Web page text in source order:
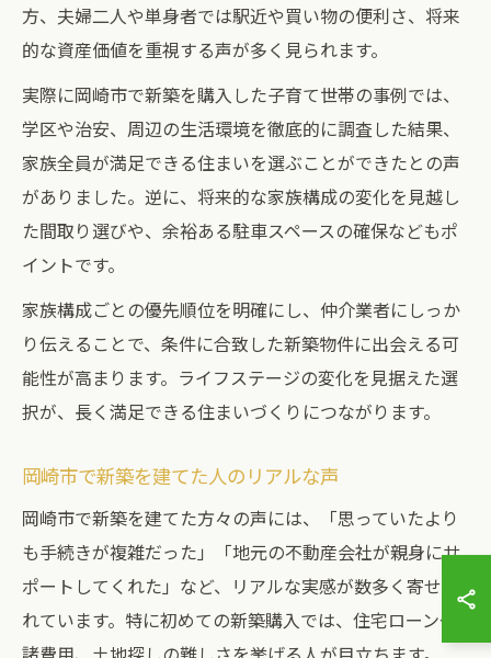
方、夫婦二人や単身者では駅近や買い物の便利さ、将来
的な資産価値を重視する声が多く見られます。
実際に岡崎市で新築を購入した子育て世帯の事例では、
学区や治安、周辺の生活環境を徹底的に調査した結果、
家族全員が満足できる住まいを選ぶことができたとの声
がありました。逆に、将来的な家族構成の変化を見越し
た間取り選びや、余裕ある駐車スペースの確保などもポ
イントです。
家族構成ごとの優先順位を明確にし、仲介業者にしっか
り伝えることで、条件に合致した新築物件に出会える可
能性が高まります。ライフステージの変化を見据えた選
択が、長く満足できる住まいづくりにつながります。
岡崎市で新築を建てた人のリアルな声
岡崎市で新築を建てた方々の声には、「思っていたより
も手続きが複雑だった」「地元の不動産会社が親身にサ
ポートしてくれた」など、リアルな実感が数多く寄せら
れています。特に初めての新築購入では、住宅ローンや